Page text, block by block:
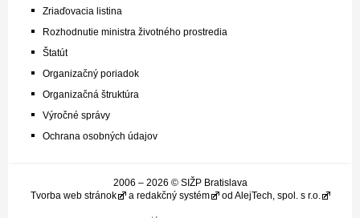
Zriaďovacia listina
Rozhodnutie ministra životného prostredia
Štatút
Organizačný poriadok
Organizačná štruktúra
Výročné správy
Ochrana osobných údajov
2006 – 2026 © SIŽP Bratislava
Tvorba web stránok
a redakčný systém od AlejTech, spol. s r.o.